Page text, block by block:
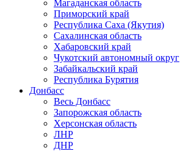
Магаданская область
Приморский край
Республика Саха (Якутия)
Сахалинская область
Хабаровский край
Чукотский автономный округ
Забайкальский край
Республика Бурятия
Донбасс
Весь Донбасс
Запорожская область
Херсонская область
ЛНР
ДНР